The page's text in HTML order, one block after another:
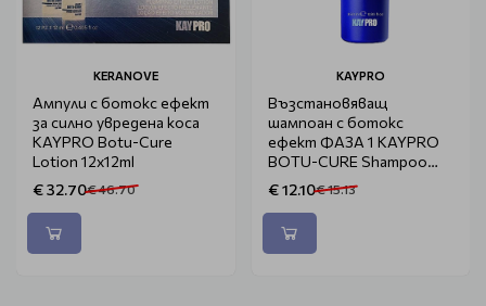
KERANOVE
Ампули с ботокс ефект
за силно увредена коса
KAYPRO Botu-Cure
Lotion 12x12ml
€ 32.70€ 46.70
KAYPRO
Възстановяващ
шампоан с ботокс
ефект ФАЗА 1 KAYPRO
BOTU-CURE Shampoo
350ml.
€ 12.10€ 15.13